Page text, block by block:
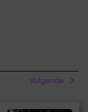
Volgende